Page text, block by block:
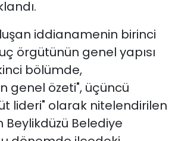
iddianamenin birinci
örgütünün genel yapısı
bölümde,
genel özeti", üçüncü
lideri" olarak nitelendirilen
Belediye